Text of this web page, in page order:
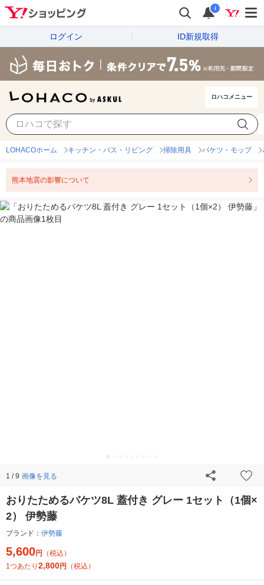
i
ログイン ID新規取得
ロハコメニュー
LOHACOホーム キッチン・バス・リビング 掃除用具 バケツ・モップ
熊本地震の影響について
1 / 9 画像を見る
おりたためるバケツ8L 蓋付き グレー 1セット（1個×
2） 伊勢藤
ブランド： 伊勢藤
5,600円
（税込）
1つあたり 2,800円 （税込）